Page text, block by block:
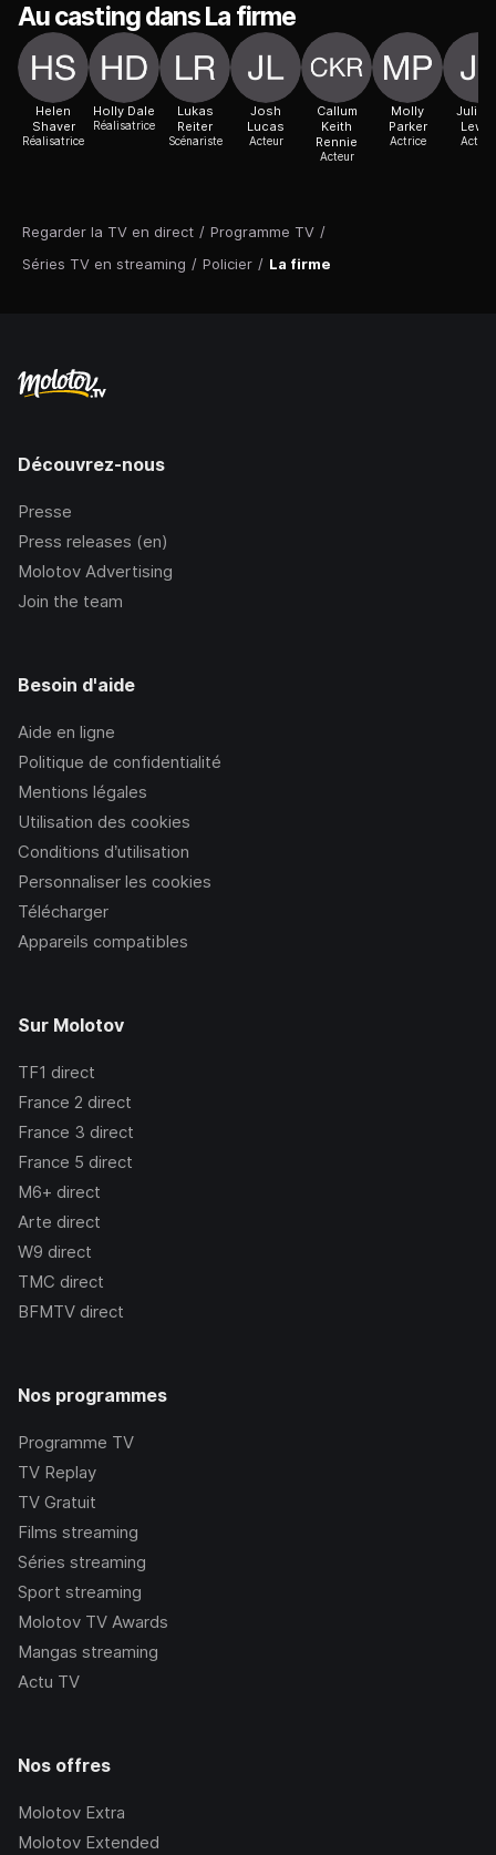
Regarder la TV en direct / Programme TV /
Séries TV en streaming / Policier / La firme
Au casting dans La firme
Helen
Shaver
Réalisatrice
Holly Dale
Réalisatrice
Lukas
Reiter
Scénariste
Josh
Lucas
Acteur
Callum
Keith
Rennie
Acteur
Molly
Parker
Actrice
Lewis
Actrice
Découvrez-nous
Presse
Press releases (en)
Molotov Advertising
Join the team
Besoin d'aide
Aide en ligne
Politique de confidentialité
Mentions légales
Utilisation des cookies
Conditions d’utilisation
Personnaliser les cookies
Télécharger
Appareils compatibles
Sur Molotov
TF1 direct
France 2 direct
France 3 direct
France 5 direct
M6+ direct
Arte direct
W9 direct
TMC direct
BFMTV direct
Nos programmes
Programme TV
TV Replay
TV Gratuit
Films streaming
Séries streaming
Sport streaming
Molotov TV Awards
Mangas streaming
Actu TV
Nos offres
Molotov Extra
Molotov Extended